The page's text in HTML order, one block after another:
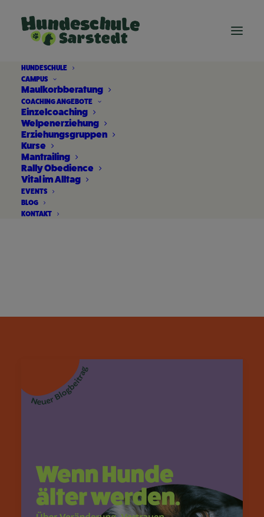
HUNDESCHULE
CAMPUS
Maulkorbberatung
COACHING ANGEBOTE
Einzelcoaching
Welpenerziehung
Erziehungsgruppen
Kurse
Mantrailing
Rally Obedience
Vital im Alltag
EVENTS
BLOG
KONTAKT
Hundesenior